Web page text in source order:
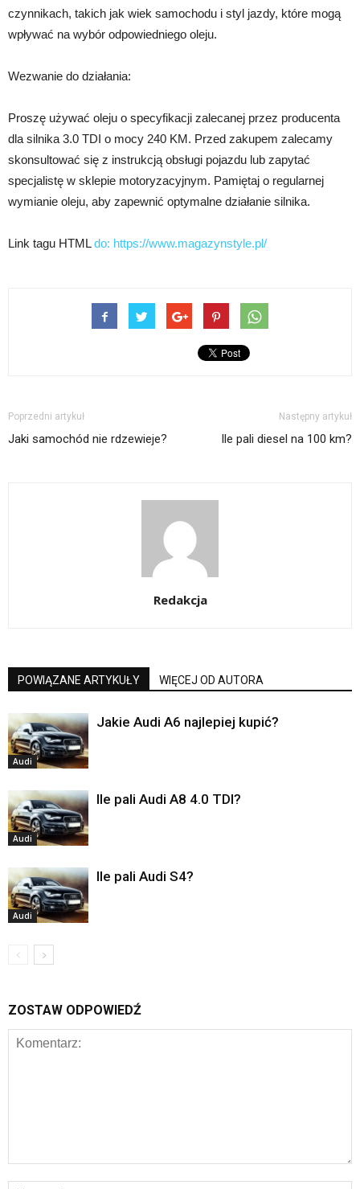
czynnikach, takich jak wiek samochodu i styl jazdy, które mogą
wpływać na wybór odpowiedniego oleju.
Wezwanie do działania:
Proszę używać oleju o specyfikacji zalecanej przez producenta
dla silnika 3.0 TDI o mocy 240 KM. Przed zakupem zalecamy
skonsultować się z instrukcją obsługi pojazdu lub zapytać
specjalistę w sklepie motoryzacyjnym. Pamiętaj o regularnej
wymianie oleju, aby zapewnić optymalne działanie silnika.
Link tagu HTMLdo: https://www.magazynstyle.pl/
Poprzedni artykuł
Jaki samochód nie rdzewieje?
Następny artykuł
Ile pali diesel na 100 km?
Redakcja
POWIĄZANE ARTYKUŁY WIĘCEJ OD AUTORA
Audi
Jakie Audi A6 najlepiej kupić?
Audi
Ile pali Audi A8 4.0 TDI?
Audi
Ile pali Audi S4?
ZOSTAW ODPOWIEDŹ